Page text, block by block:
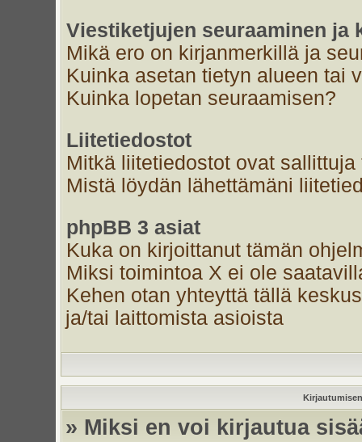
Viestiketjujen seuraaminen ja
Mikä ero on kirjanmerkillä ja
Kuinka asetan tietyn alueen tai
Kuinka lopetan seuraamisen?
Liitetiedostot
Mitkä liitetiedostot ovat
Mistä löydän lähettämäni
phpBB 3 asiat
Kuka on kirjoittanut tämän
Miksi toimintoa X ei ole
Kehen otan yhteyttä tällä
ja/tai laittomista asioista
» Miksi en voi kirjautua